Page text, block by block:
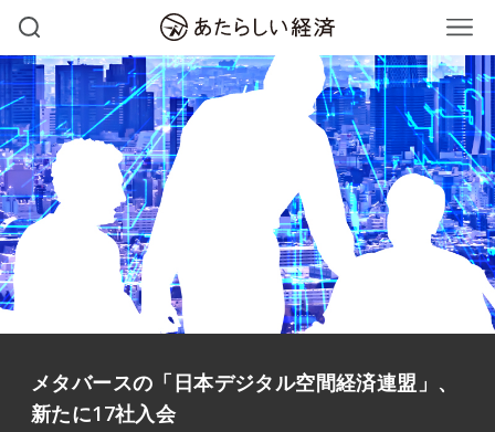
メタバースの「日本デジタル空間経済連盟」、
新たに17社入会